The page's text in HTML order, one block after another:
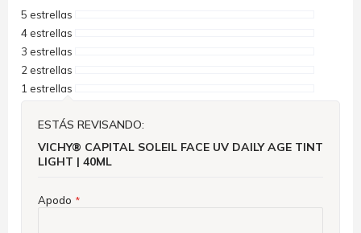
5 estrellas
4 estrellas
3 estrellas
2 estrellas
1 estrellas
ESTÁS REVISANDO:
VICHY® CAPITAL SOLEIL FACE UV DAILY AGE TINT
LIGHT | 40ML
Apodo